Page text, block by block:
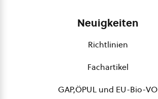
Neuigkeiten
Richtlinien
Fachartikel
GAP,ÖPUL und EU-Bio-VO